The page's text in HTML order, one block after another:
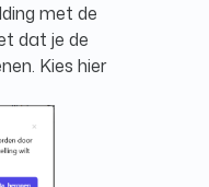
met de
dat je de
Kies hier